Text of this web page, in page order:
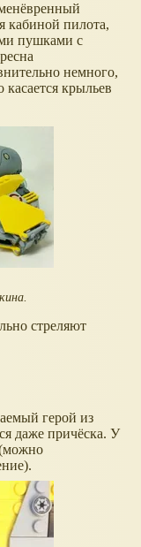
кабиной пилота,
пушками с
немного,
касается крыльев
стреляют
герой из
даже причёска. У